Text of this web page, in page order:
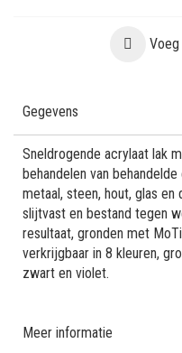
Gegevens
Sneldrogende acrylaat lak
behandelen van
metaal, steen, hout, glas
slijtvast en bestand tegen
resultaat, gronden met
verkrijgbaar in 8 kleuren,
zwart en violet.
Meer informatie